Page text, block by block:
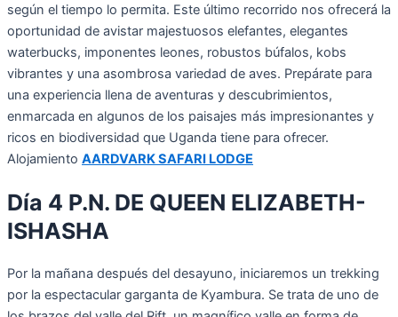
según el tiempo lo permita. Este último recorrido nos ofrecerá la
oportunidad de avistar majestuosos elefantes, elegantes
waterbucks, imponentes leones, robustos búfalos, kobs
vibrantes y una asombrosa variedad de aves. Prepárate para
una experiencia llena de aventuras y descubrimientos,
enmarcada en algunos de los paisajes más impresionantes y
ricos en biodiversidad que Uganda tiene para ofrecer.
Alojamiento AARDVARK SAFARI LODGE
Día 4 P.N. DE QUEEN ELIZABETH-
ISHASHA
Por la mañana después del desayuno, iniciaremos un trekking
por la espectacular garganta de Kyambura. Se trata de uno de